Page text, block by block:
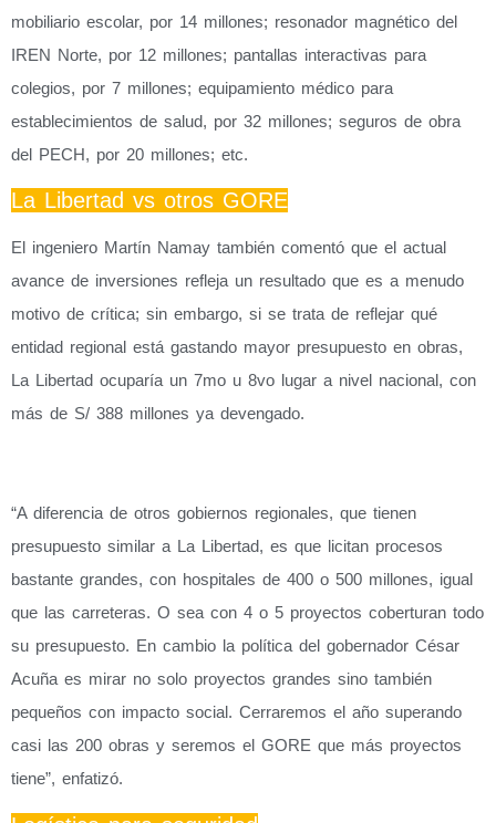
mobiliario escolar, por 14 millones; resonador magnético del
IREN Norte, por 12 millones; pantallas interactivas para
colegios, por 7 millones; equipamiento médico para
establecimientos de salud, por 32 millones; seguros de obra
del PECH, por 20 millones; etc.
La Libertad vs otros GORE
El ingeniero Martín Namay también comentó que el actual
avance de inversiones refleja un resultado que es a menudo
motivo de crítica; sin embargo, si se trata de reflejar qué
entidad regional está gastando mayor presupuesto en obras,
La Libertad ocuparía un 7mo u 8vo lugar a nivel nacional, con
más de S/ 388 millones ya devengado.
“A diferencia de otros gobiernos regionales, que tienen
presupuesto similar a La Libertad, es que licitan procesos
bastante grandes, con hospitales de 400 o 500 millones, igual
que las carreteras. O sea con 4 o 5 proyectos coberturan todo
su presupuesto. En cambio la política del gobernador César
Acuña es mirar no solo proyectos grandes sino también
pequeños con impacto social. Cerraremos el año superando
casi las 200 obras y seremos el GORE que más proyectos
tiene”, enfatizó.